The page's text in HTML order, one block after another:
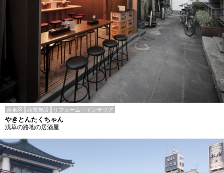
台東区 商業施設 リフォーム・インテリア
やきとんたくちゃん
浅草の路地の居酒屋